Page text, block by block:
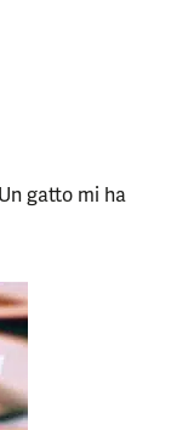
gatto mi ha